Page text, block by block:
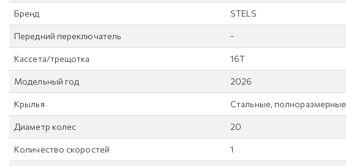
Бренд STELS
Передний переключатель -
Кассета/трещотка 16Т
Модельный год 2026
Крылья Стальные, полноразмерные
Диаметр колес 20
Количество скоростей 1